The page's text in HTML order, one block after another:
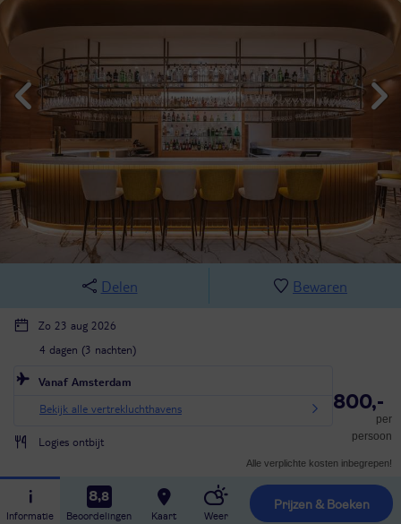
Delen Bewaren
Zo 23 aug 2026
4 dagen (3 nachten)
Vanaf Amsterdam
Bekijk alle vertrekluchthavens
Logies ontbijt
800,-
per
persoon
Alle verplichte kosten inbegrepen!
Informatie
8,8
Beoordelingen Kaart Weer
Prijzen & Boeken